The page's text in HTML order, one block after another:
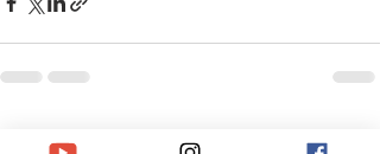
最新記事